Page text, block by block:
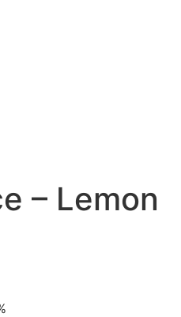
– Lemon